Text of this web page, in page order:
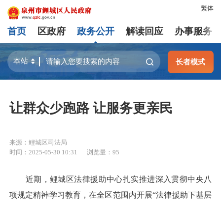
繁体
首页 区政府 政务公开 解读回应 办事服务
长者模式
让群众少跑路 让服务更亲民
来源：鲤城区司法局
时间：2025-05-30 10:31
浏览量： 95
近期，鲤城区法律援助中心扎实推进深入贯彻中央八
项规定精神学习教育，在全区范围内开展“法律援助下基层